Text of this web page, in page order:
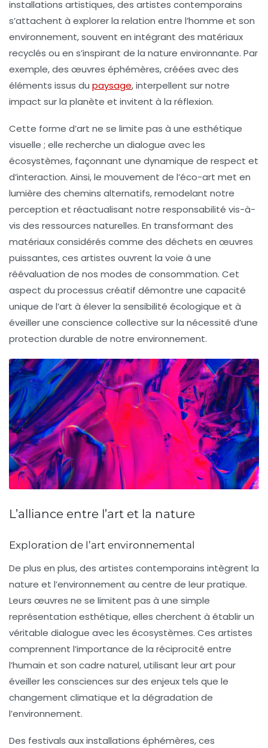
installations artistiques, des artistes contemporains
s’attachent à explorer la relation entre l’homme et son
environnement, souvent en intégrant des matériaux
recyclés ou en s’inspirant de la nature environnante. Par
exemple, des œuvres éphémères, créées avec des
éléments issus du paysage, interpellent sur notre
impact sur la planète et invitent à la réflexion.
Cette forme d’art ne se limite pas à une esthétique
visuelle ; elle recherche un dialogue avec les
écosystèmes, façonnant une dynamique de respect et
d’interaction. Ainsi, le mouvement de l’éco-art met en
lumière des chemins alternatifs, remodelant notre
perception et réactualisant notre responsabilité vis-à-
vis des ressources naturelles. En transformant des
matériaux considérés comme des déchets en œuvres
puissantes, ces artistes ouvrent la voie à une
réévaluation de nos modes de consommation. Cet
aspect du processus créatif démontre une capacité
unique de l’art à élever la sensibilité écologique et à
éveiller une conscience collective sur la nécessité d’une
protection durable de notre environnement.
L’alliance entre l’art et la nature
Exploration de l’art environnemental
De plus en plus, des artistes contemporains intègrent la
nature et l’environnement au centre de leur pratique.
Leurs œuvres ne se limitent pas à une simple
représentation esthétique, elles cherchent à établir un
véritable dialogue avec les écosystèmes. Ces artistes
comprennent l’importance de la réciprocité entre
l’humain et son cadre naturel, utilisant leur art pour
éveiller les consciences sur des enjeux tels que le
changement climatique et la dégradation de
l’environnement.
Des festivals aux installations éphémères, ces